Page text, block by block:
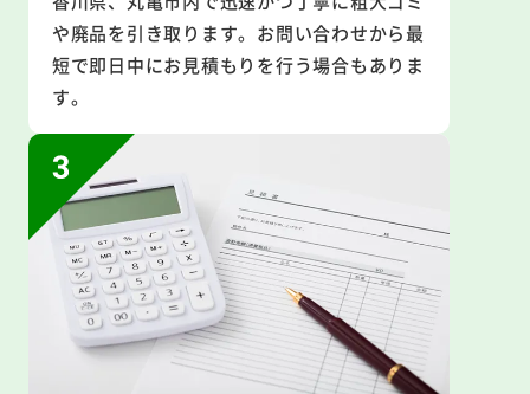
や廃品を引き取ります。お問い合わせから最
短で即日中にお見積もりを行う場合もありま
す。